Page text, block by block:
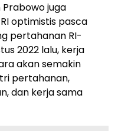
juga
optimistis pasca
pertahanan RI-
2022 lalu, kerja
akan semakin
pertahanan,
dan kerja sama